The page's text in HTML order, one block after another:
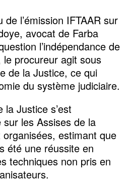
l’émission IFTAAR sur
avocat de Farba
l’indépendance de
le procureur agit sous
de la Justice, ce qui
du système judiciaire.
la Justice s’est
les Assises de la
estimant que
été une réussite en
techniques non pris en